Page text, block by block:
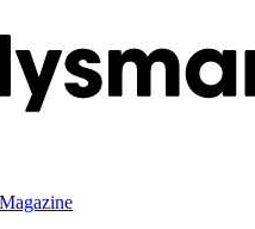
Magazine